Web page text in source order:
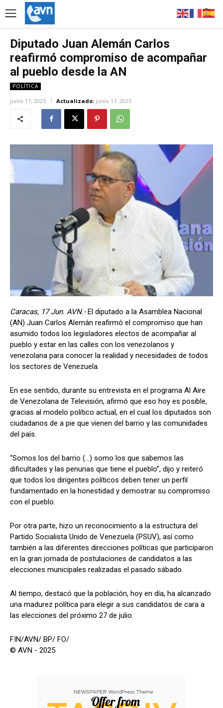
Diputado Juan Alemán Carlos
reafirmó compromiso de acompañar
al pueblo desde la AN
POLÍTICA
junio 17, 2025 Actualizado: junio 17, 2025
Caracas, 17 Jun. AVN.-El diputado a la Asamblea Nacional
(AN) Juan Carlos Alemán reafirmó el compromiso que han
asumido todos los legisladores electos de acompañar al
pueblo y estar en las calles con los venezolanos y
venezolana para conocer la realidad y necesidades de todos
los sectores de Venezuela.
En ese sentido, durante su entrevista en el programa Al Aire
de Venezolana de Televisión, afirmó que eso hoy es posible,
gracias al modelo político actual, en el cual los diputados son
ciudadanos de a pie que vienen del barrio y las comunidades
del país.
“Somos los del barrio (…) somo los que sabemos las
dificultades y las penurias que tiene el pueblo”, dijo y reiteró
que todos los dirigentes políticos deben tener un perfil
fundamentado en la honestidad y demostrar su compromiso
con el pueblo.
Por otra parte, hizo un reconocimiento a la estructura del
Partido Socialista Unido de Venezuela (PSUV), así como
también a las diferentes direcciones políticas que participaron
en la gran jornada de postulaciones de candidatos a las
elecciones municipales realizadas el pasado sábado.
Al tiempo, destacó que la población, hoy en día, ha alcanzado
una madurez política para elegir a sus candidatos de cara a
las elecciones del próximo 27 de julio.
FIN/AVN/ BP/ FO/
© AVN - 2025